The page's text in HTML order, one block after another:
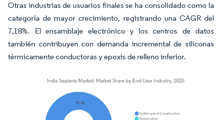
Otras industrias de usuarios finales se ha consolidado como la
categoría de mayor crecimiento, registrando una CAGR del
7,18%. El ensamblaje electrónico y los centros de datos
también contribuyen con demanda incremental de siliconas
térmicamente conductoras y epoxis de relleno inferior.